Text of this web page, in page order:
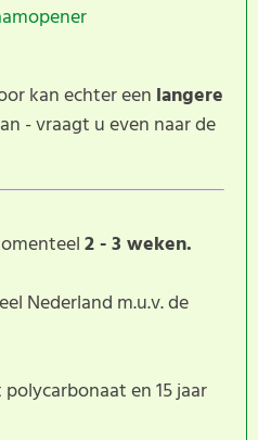
kan echter een langere
- vraagt u even naar de
2 - 3 weken.
Nederland m.u.v. de
en 15 jaar